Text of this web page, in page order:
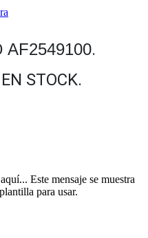
AF2549100.
STOCK.
Este mensaje se muestra
para usar.